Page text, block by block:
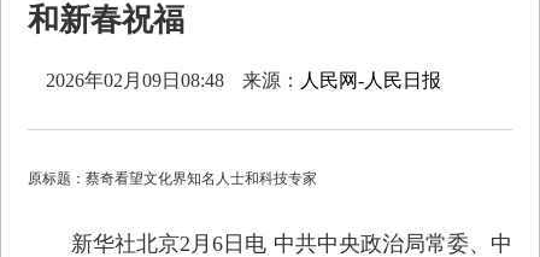
和新春祝福
2026年02月09日08:48 来源： 人民网-人民日报
原标题：蔡奇看望文化界知名人士和科技专家
新华社北京2月6日电 中共中央政治局常委、中